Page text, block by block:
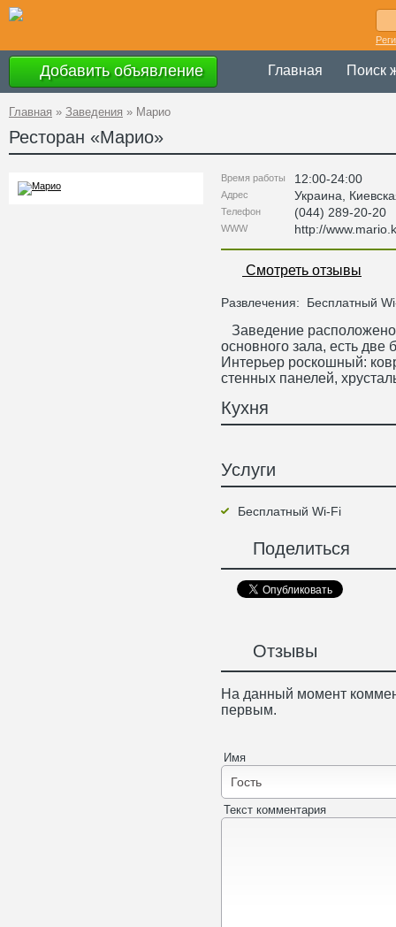
Добавить объявление Главная Поиск
Главная » Заведения » Марио
Ресторан «Марио»
Время работы 12:00-24:00
Адрес Украина
Телефон (044) 289-20-20
WWW http://
Смотреть отзывы
Развлечения: Бесплатный
Заведение
основного зала, есть
Интерьер роскошный:
стенных панелей,
Кухня
Услуги
Бесплатный Wi-Fi
Поделиться
Отзывы
На данный момент
первым.
Имя
Текст комментария